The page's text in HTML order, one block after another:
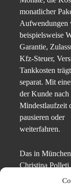
monatlicher
Aufwendungen
beispielsweise
Garantie,
Kfz-Steuer,
Tankkosten
separat. Mit
der Kunde nach
Mindestlaufzeit
pausieren oder
weiterfahren.
Das in
Christina
und Andreas